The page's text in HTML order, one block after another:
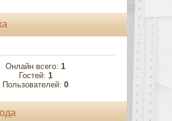
Онлайн всего: 1
Гостей: 1
Пользователей: 0